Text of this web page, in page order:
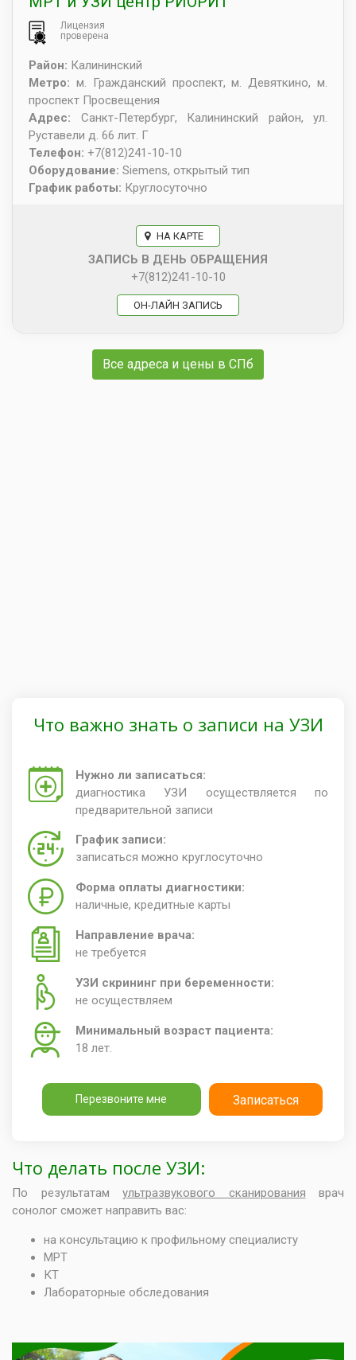
Лицензия
проверена
Район: Калининский
Метро: м. Гражданский проспект, м. Девяткино, м.
проспект Просвещения
Адрес: Санкт-Петербург, Калининский район, ул.
Руставели д. 66 лит. Г
Телефон: +7(812)241-10-10
Оборудование: Siemens, открытый тип
График работы: Круглосуточно
НА КАРТЕ
ЗАПИСЬ В ДЕНЬ ОБРАЩЕНИЯ
+7(812)241-10-10
ОН-ЛАЙН ЗАПИСЬ
Все адреса и цены в СПб
Что важно знать о записи на УЗИ
Нужно ли записаться:
диагностика УЗИ осуществляется по
предварительной записи
График записи:
записаться можно круглосуточно
Форма оплаты диагностики:
наличные, кредитные карты
Направление врача:
не требуется
УЗИ скрининг при беременности:
не осуществляем
Минимальный возраст пациента:
18 лет.
Перезвоните мне Записаться
Что делать после УЗИ:
По результатам ультразвукового сканирования врач
сонолог сможет направить вас:
на консультацию к профильному специалисту
МРТ
КТ
Лабораторные обследования